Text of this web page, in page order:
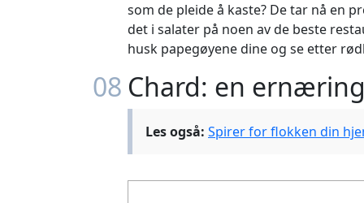
som de pleide å kaste? De tar nå en
det i salater på noen av de beste
husk papegøyene dine og se etter
08 Chard: en
Les også: Spirer for flokken din